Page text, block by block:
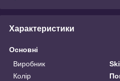
Характеристики
Основні
Виробник
Колір